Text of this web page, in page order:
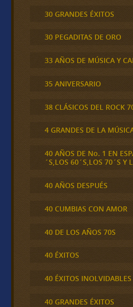
30 GRANDES ÉXITOS
30 PEGADITAS DE ORO
33 AÑOS DE MÚSICA Y
35 ANIVERSARIO
38 CLÁSICOS DEL ROCK
4 GRANDES DE LA
40 AÑOS DE No. 1 EN
´S,LOS 60´S,LOS 70´S Y
40 AÑOS DESPUÉS
40 CUMBIAS CON AMOR
40 DE LOS AÑOS 70S
40 ÉXITOS
40 ÉXITOS INOLVIDABLES
40 GRANDES ÉXITOS